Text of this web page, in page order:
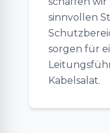
sinnvollen
sorgen für
Kabelsalat.